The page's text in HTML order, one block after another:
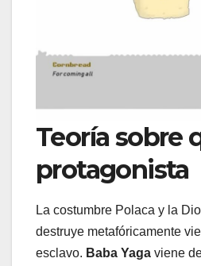
Teoría sobre
protagonista
La costumbre Polaca y la
destruye metafóricamente
esclavo. Baba Yaga viene